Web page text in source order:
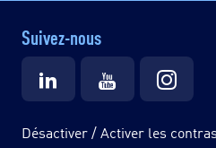
Suivez-nous
Désactiver / Activer les